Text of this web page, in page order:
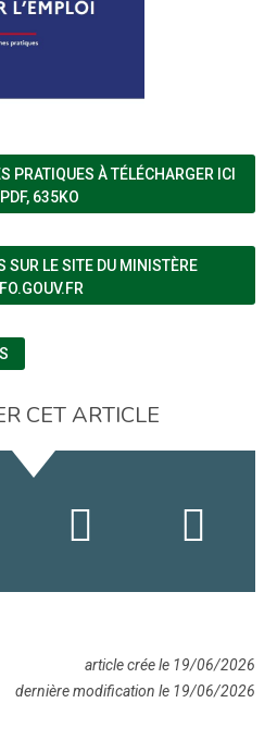
PRATIQUES À TÉLÉCHARGER ICI
FENÊTRE)
PDF, 635KO
SUR LE SITE DU MINISTÈRE
CET ARTICLE
article crée le 19/06/2026
dernière modification le 19/06/2026